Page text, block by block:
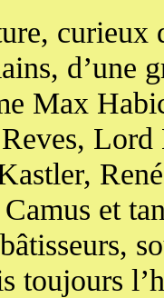
curieux
d’une
Max
et
toujours